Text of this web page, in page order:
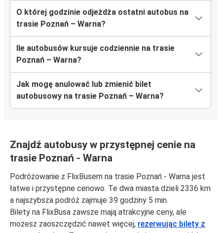
O której godzinie odjeżdża ostatni autobus na
trasie Poznań – Warna?
Ile autobusów kursuje codziennie na trasie
Poznań – Warna?
Jak mogę anulować lub zmienić bilet
autobusowy na trasie Poznań – Warna?
Znajdź autobusy w przystępnej cenie na
trasie Poznań - Warna
Podróżowanie z FlixBusem na trasie Poznań - Warna jest
łatwe i przystępne cenowo. Te dwa miasta dzieli 2336 km
a najszybsza podróż zajmuje 39 godziny 5 min.
Bilety na FlixBusa zawsze mają atrakcyjne ceny, ale
możesz zaoszczędzić nawet więcej, rezerwując bilety z